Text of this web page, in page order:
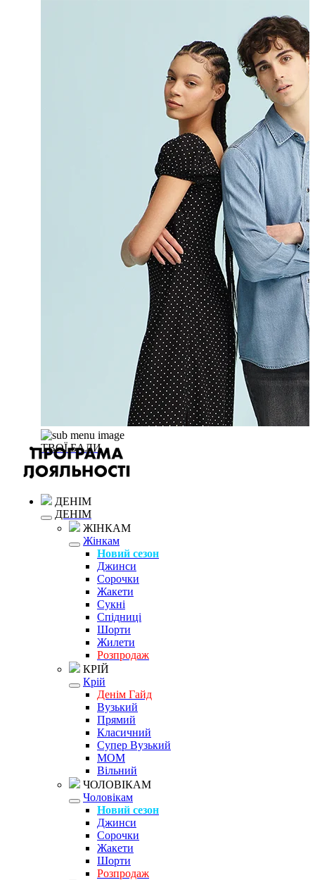
ТВОЇ БАЛИ
ДЕНІМ
ДЕНІМ
ЖІНКАМ
Жінкам
Новий сезон
Джинси
Сорочки
Жакети
Сукні
Спідниці
Шорти
Жилети
Розпродаж
КРІЙ
Крій
Денім Гайд
Вузький
Прямий
Класичний
Супер Вузький
MOM
Вільний
ЧОЛОВІКАМ
Чоловікам
Новий сезон
Джинси
Сорочки
Жакети
Шорти
Розпродаж